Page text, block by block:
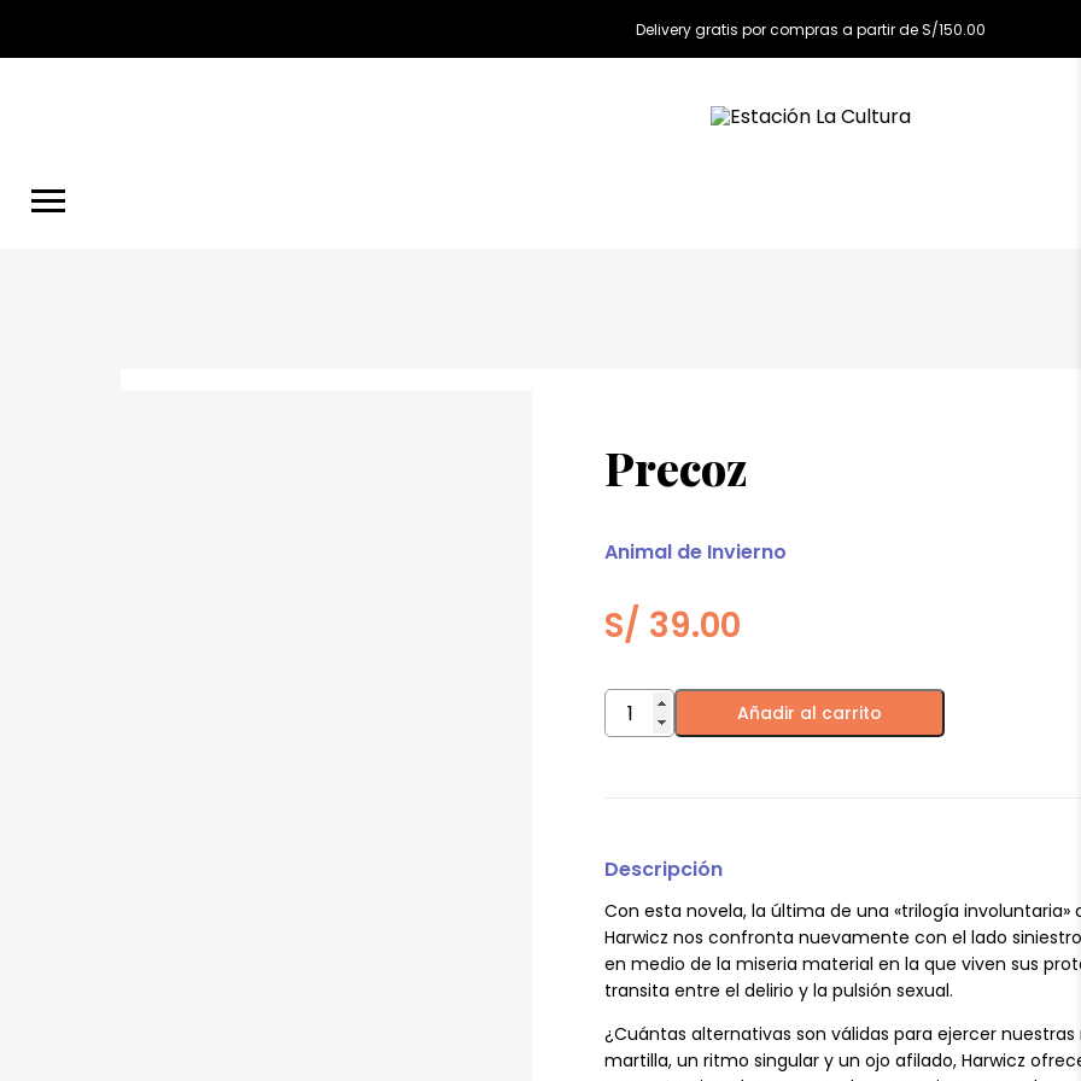
Delivery gratis por compras a partir de S/150.00
Precoz
Animal de Invierno
S/ 39.00
Precoz
cantidad Añadir al carrito
Descripción
Con esta novela, la última de una «trilogía involuntaria»
Harwicz nos confronta nuevamente con el lado
en medio de la miseria material en la que viven sus
transita entre el delirio y la pulsión sexual.
¿Cuántas alternativas son válidas para ejercer nuestras
martilla, un ritmo singular y un ojo afilado, Harwicz